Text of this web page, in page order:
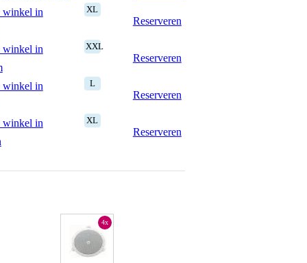
winkel in
XL
Reserveren
winkel in
XXL
Reserveren
winkel in
L
Reserveren
winkel in
XL
Reserveren
4x